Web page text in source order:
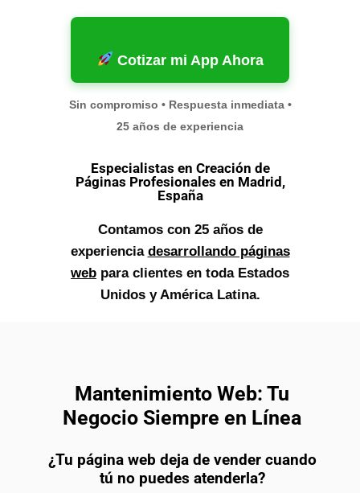
Cotizar mi App Ahora
Sin compromiso • Respuesta inmediata •
25 años de experiencia
Especialistas en Creación de
Páginas Profesionales en Madrid,
España
Contamos con 25 años de
experiencia desarrollando páginas
web para clientes en toda Estados
Unidos y América Latina.
Mantenimiento Web: Tu
Negocio Siempre en Línea
¿Tu página web deja de vender cuando
tú no puedes atenderla?